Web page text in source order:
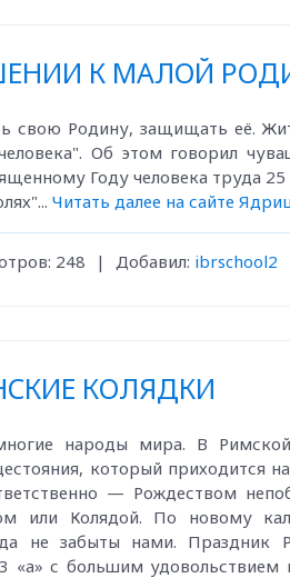
К МАЛОЙ
свою Родину, защищать её.
Об этом говорил
Году человека труда 25
Читать далее на сайте
248 | Добавил: ibrschool2
КОЛЯДКИ
многие народы мира. В
который приходится
— Рождеством
или Колядой. По новому
не забыты нами. Праздник
с большим удовольствием